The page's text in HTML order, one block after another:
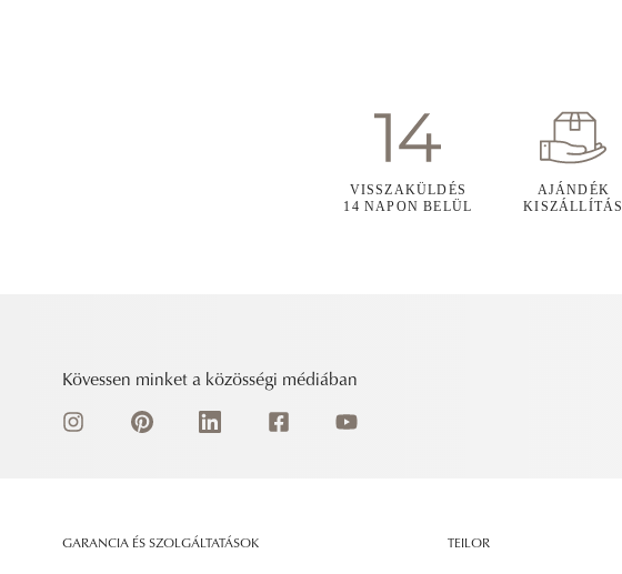
VISSZAKÜLDÉS
14 NAPON BELÜL
AJÁNDÉK
KISZÁLLÍTÁS
Kövessen minket a közösségi médiában
GARANCIA ÉS SZOLGÁLTATÁSOK TEILOR